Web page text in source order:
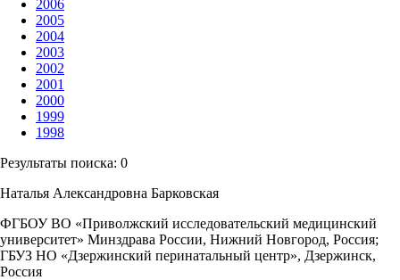
2006
2005
2004
2003
2002
2001
2000
1999
1998
Результаты поиска: 0
Наталья Александровна Барковская
ФГБОУ ВО «Приволжский исследовательский медицинский
университет» Минздрава России, Нижний Новгород, Россия;
ГБУЗ НО «Дзержинский перинатальный центр», Дзержинск,
Россия